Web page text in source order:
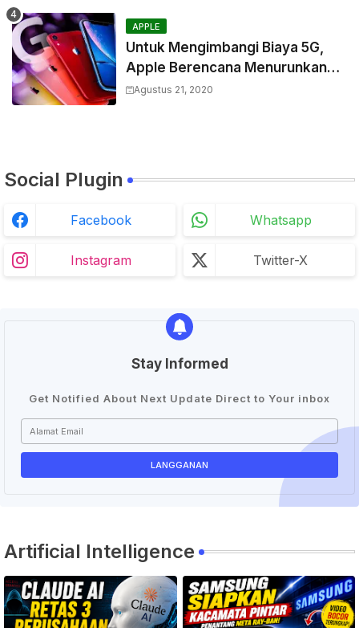
APPLE
Untuk Mengimbangi Biaya 5G,
Apple Berencana Menurunkan
Harga Komponen Baterai
Agustus 21, 2020
Social Plugin
Facebook Whatsapp
Instagram Twitter-X
Stay Informed
Get Notified About Next Update Direct to Your inbox
Artificial Intelligence